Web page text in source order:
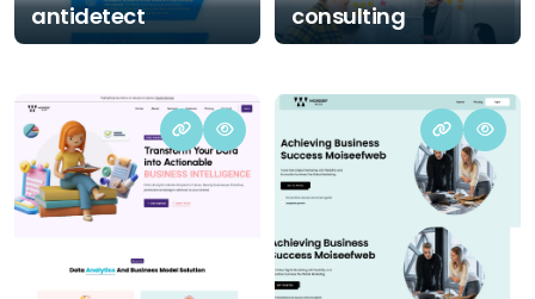
antidetect consulting